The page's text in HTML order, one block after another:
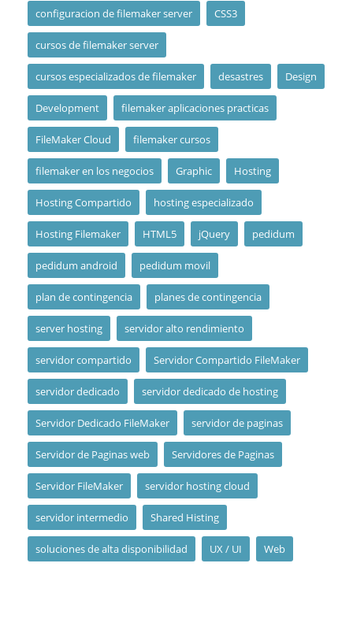
configuracion de filemaker server CSS3
cursos de filemaker server
cursos especializados de filemaker desastres Design
Development filemaker aplicaciones practicas
FileMaker Cloud filemaker cursos
filemaker en los negocios Graphic Hosting
Hosting Compartido hosting especializado
Hosting Filemaker HTML5 jQuery pedidum
pedidum android pedidum movil
plan de contingencia planes de contingencia
server hosting servidor alto rendimiento
servidor compartido Servidor Compartido FileMaker
servidor dedicado servidor dedicado de hosting
Servidor Dedicado FileMaker servidor de paginas
Servidor de Paginas web Servidores de Paginas
Servidor FileMaker servidor hosting cloud
servidor intermedio Shared Histing
soluciones de alta disponibilidad UX / UI Web